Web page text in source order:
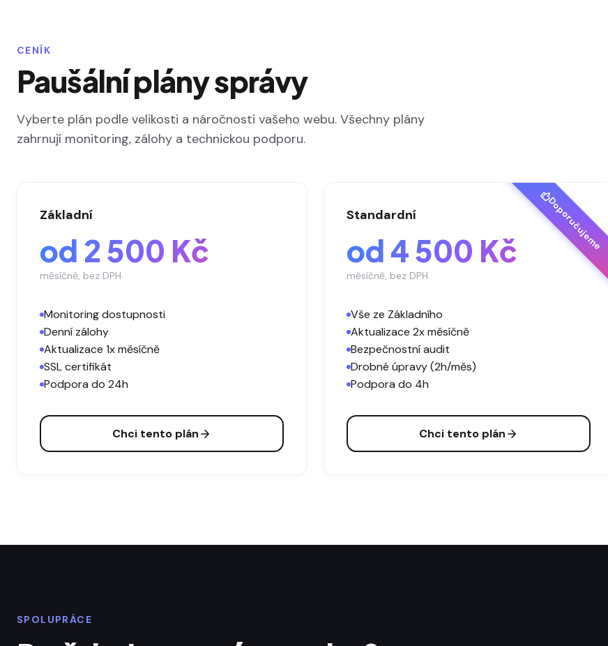
CENÍK
Paušální plány správy
Vyberte plán podle velikosti a náročnosti vašeho webu. Všechny plány
zahrnují monitoring, zálohy a technickou podporu.
Základní
od 2 500 Kč
měsíčně, bez DPH
Monitoring dostupnosti
Denní zálohy
Aktualizace 1x měsíčně
SSL certifikát
Podpora do 24h
Chci tento plán
Doporučujeme
Standardní
od 4 500 Kč
měsíčně, bez DPH
Vše ze Základního
Aktualizace 2x měsíčně
Bezpečnostní audit
Drobné úpravy (2h/měs)
Podpora do 4h
Chci tento plán
SPOLUPRÁCE